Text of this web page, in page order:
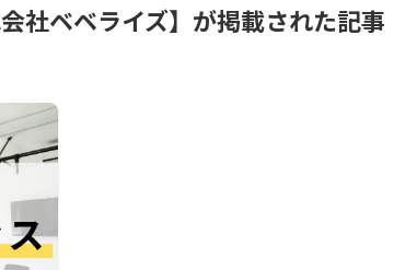
社ベベライズ】が掲載された記事